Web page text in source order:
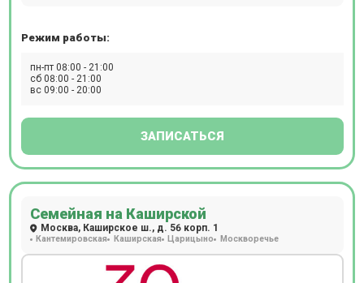
Режим работы:
пн-пт 08:00 - 21:00
сб 08:00 - 21:00
вс 09:00 - 20:00
ЗАПИСАТЬСЯ
Семейная на Каширской
Москва, Каширское ш., д. 56 корп. 1
Кантемировская Каширская Царицыно Москворечье